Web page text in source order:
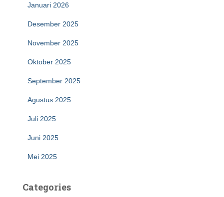
Januari 2026
Desember 2025
November 2025
Oktober 2025
September 2025
Agustus 2025
Juli 2025
Juni 2025
Mei 2025
Categories